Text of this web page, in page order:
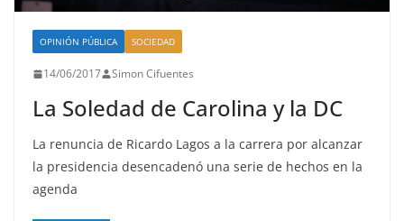
OPINIÓN PÚBLICA SOCIEDAD
14/06/2017 Simon Cifuentes
La Soledad de Carolina y la DC
La renuncia de Ricardo Lagos a la carrera por alcanzar
la presidencia desencadenó una serie de hechos en la
agenda